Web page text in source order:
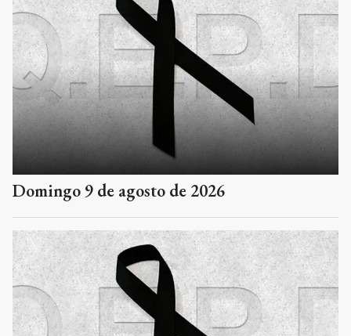
Domingo 9 de agosto de 2026